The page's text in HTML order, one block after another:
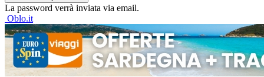
La password verrà inviata via email.
Oblo.it